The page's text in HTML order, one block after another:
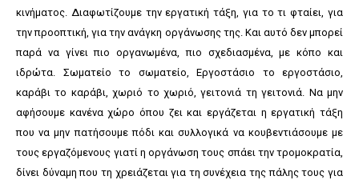
κινήματος. Διαφωτίζουμε την εργατική τάξη, για το τι φταίει, για
την προοπτική, για την ανάγκη οργάνωσης της. Και αυτό δεν μπορεί
παρά να γίνει πιο οργανωμένα, πιο σχεδιασμένα, με κόπο και
ιδρώτα. Σωματείο το σωματείο, Εργοστάσιο το εργοστάσιο,
καράβι το καράβι, χωριό το χωριό, γειτονιά τη γειτονιά. Να μην
αφήσουμε κανένα χώρο όπου ζει και εργάζεται η εργατική τάξη
που να μην πατήσουμε πόδι και συλλογικά να κουβεντιάσουμε με
τους εργαζόμενους γιατί η οργάνωση τους σπάει την τρομοκρατία,
δίνει δύναμη που τη χρειάζεται για τη συνέχεια της πάλης τους για